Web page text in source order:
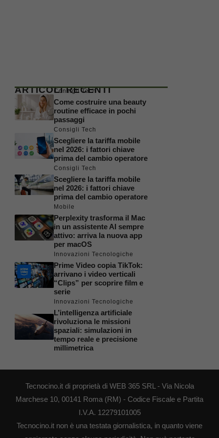
ARTICOLI RECENTI
Consigli Tech
Come costruire una beauty
routine efficace in pochi
passaggi
Consigli Tech
Scegliere la tariffa mobile
nel 2026: i fattori chiave
prima del cambio operatore
Consigli Tech
Scegliere la tariffa mobile
nel 2026: i fattori chiave
prima del cambio operatore
Mobile
Perplexity trasforma il Mac
in un assistente AI sempre
attivo: arriva la nuova app
per macOS
Innovazioni Tecnologiche
Prime Video copia TikTok:
arrivano i video verticali
“Clips” per scoprire film e
serie
Innovazioni Tecnologiche
L’intelligenza artificiale
rivoluziona le missioni
spaziali: simulazioni in
tempo reale e precisione
millimetrica
Tecnocino.it di proprietà di WEB 365 SRL - Via Nicola
Marchese 10, 00141 Roma (RM) - Codice Fiscale e Partita
I.V.A. 12279101005
Tecnocino.it non è una testata giornalistica, in quanto viene